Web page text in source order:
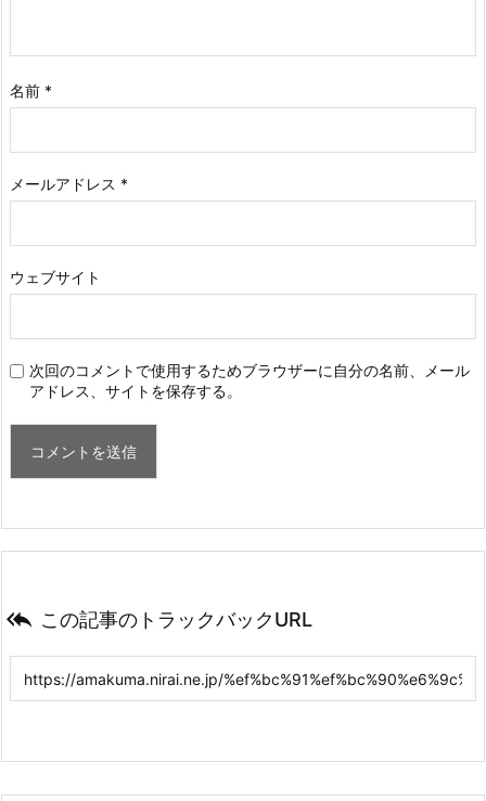
名前 *
メールアドレス *
ウェブサイト
次回のコメントで使用するためブラウザーに自分の名前、メール
アドレス、サイトを保存する。
 この記事のトラックバックURL